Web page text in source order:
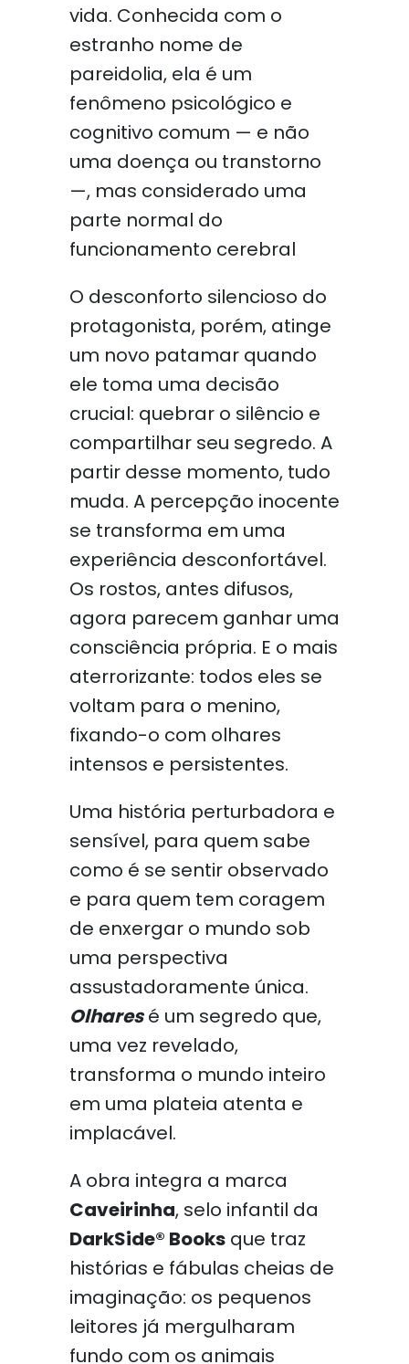
vida. Conhecida com o
estranho nome de
pareidolia, ela é um
fenômeno psicológico e
cognitivo comum — e não
uma doença ou transtorno
—, mas considerado uma
parte normal do
funcionamento cerebral
O desconforto silencioso do
protagonista, porém, atinge
um novo patamar quando
ele toma uma decisão
crucial: quebrar o silêncio e
compartilhar seu segredo. A
partir desse momento, tudo
muda. A percepção inocente
se transforma em uma
experiência desconfortável.
Os rostos, antes difusos,
agora parecem ganhar uma
consciência própria. E o mais
aterrorizante: todos eles se
voltam para o menino,
fixando-o com olhares
intensos e persistentes.
Uma história perturbadora e
sensível, para quem sabe
como é se sentir observado
e para quem tem coragem
de enxergar o mundo sob
uma perspectiva
assustadoramente única.
Olharesé um segredo que,
uma vez revelado,
transforma o mundo inteiro
em uma plateia atenta e
implacável.
A obra integra a marca
Caveirinha, selo infantil da
DarkSide® Booksque traz
histórias e fábulas cheias de
imaginação: os pequenos
leitores já mergulharam
fundo com os animais